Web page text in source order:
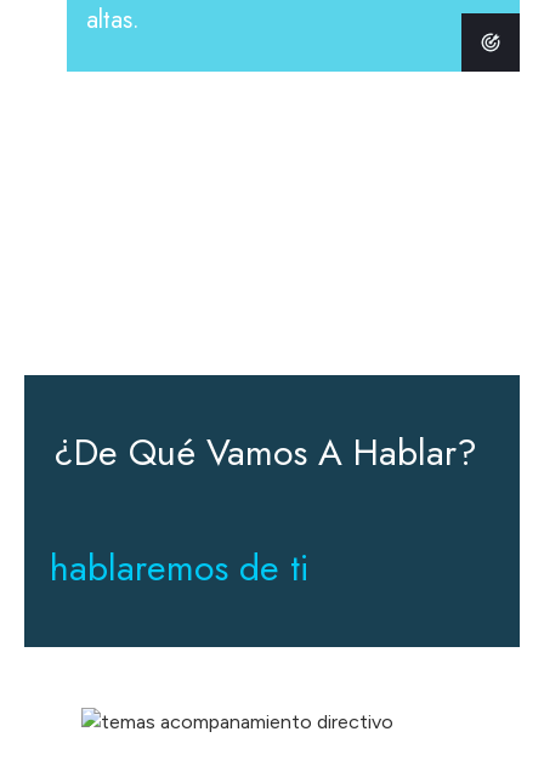
altas.
¿de Qué Vamos A Hablar?
hablaremos de ti